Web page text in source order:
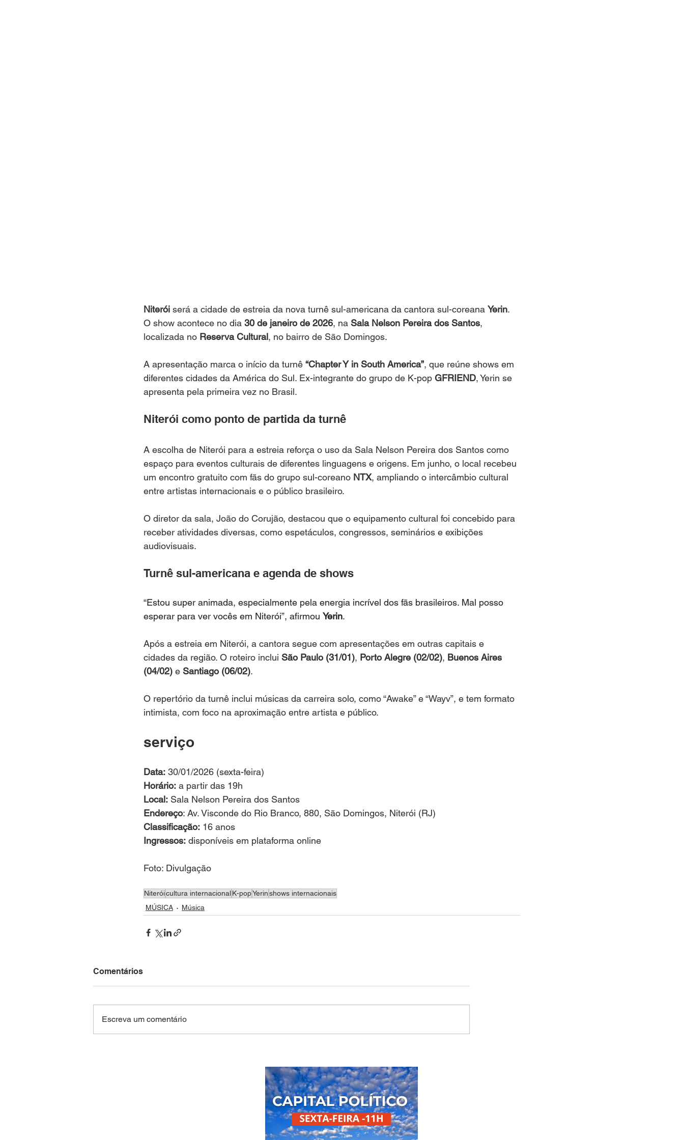
Niterói será a cidade de estreia da nova turnê sul-americana da cantora sul-coreana Yerin.
O show acontece no dia 30 de janeiro de 2026, na Sala Nelson Pereira dos Santos,
localizada no Reserva Cultural, no bairro de São Domingos.
A apresentação marca o início da turnê “Chapter Y in South America”, que reúne shows em
diferentes cidades da América do Sul. Ex-integrante do grupo de K-pop GFRIEND, Yerin se
apresenta pela primeira vez no Brasil.
Niterói como ponto de partida da turnê
A escolha de Niterói para a estreia reforça o uso da Sala Nelson Pereira dos Santos como
espaço para eventos culturais de diferentes linguagens e origens. Em junho, o local recebeu
um encontro gratuito com fãs do grupo sul-coreano NTX, ampliando o intercâmbio cultural
entre artistas internacionais e o público brasileiro.
O diretor da sala, João do Corujão, destacou que o equipamento cultural foi concebido para
receber atividades diversas, como espetáculos, congressos, seminários e exibições
audiovisuais.
Turnê sul-americana e agenda de shows
“Estou super animada, especialmente pela energia incrível dos fãs brasileiros. Mal posso
esperar para ver vocês em Niterói”, afirmou Yerin.
Após a estreia em Niterói, a cantora segue com apresentações em outras capitais e
cidades da região. O roteiro inclui São Paulo (31/01), Porto Alegre (02/02), Buenos Aires
(04/02) e Santiago (06/02).
O repertório da turnê inclui músicas da carreira solo, como “Awake” e “Wayv”, e tem formato
intimista, com foco na aproximação entre artista e público.
serviço
Data: 30/01/2026 (sexta-feira)
Horário: a partir das 19h
Local: Sala Nelson Pereira dos Santos
Endereço: Av. Visconde do Rio Branco, 880, São Domingos, Niterói (RJ)
Classificação: 16 anos
Ingressos: disponíveis em plataforma online
Foto: Divulgação
Niteróicultura internacionalK-popYerinshows internacionais
MÚSICA
Música
Comentários
Escreva um comentário